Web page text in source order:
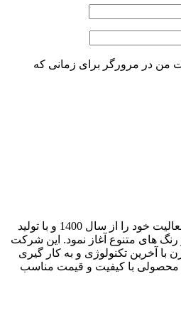
من در مرورگر برای زمانی که
شرکت شاهین پلیمر فرزان فعالیت خود را از سال 1400 و با تولید
های متنوع آغاز نمود. این شرکت
با آخرین تکنولوژی و به کار گیری
با کیفیت و قیمت مناسب